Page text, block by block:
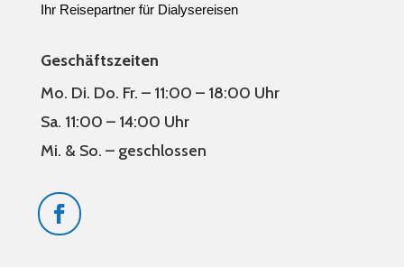
Ihr Reisepartner für Dialysereisen
Geschäftszeiten
Mo. Di. Do. Fr. – 11:00 – 18:00 Uhr
Sa. 11:00 – 14:00 Uhr
Mi. & So. – geschlossen